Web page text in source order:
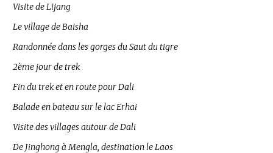
Visite de Lijang
Le village de Baisha
Randonnée dans les gorges du Saut du tigre
2ème jour de trek
Fin du trek et en route pour Dali
Balade en bateau sur le lac Erhai
Visite des villages autour de Dali
De Jinghong à Mengla, destination le Laos